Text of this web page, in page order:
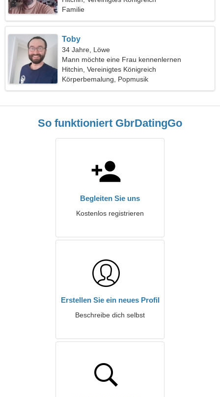
Familie
Toby
34 Jahre, Löwe
Mann möchte eine Frau kennenlernen
Hitchin, Vereinigtes Königreich
Körperbemalung, Popmusik
So funktioniert GbrDatingGo
Begleiten Sie uns
Kostenlos registrieren
Erstellen Sie ein neues Profil
Beschreibe dich selbst